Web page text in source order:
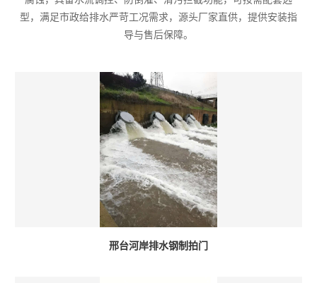
型，满足市政给排水严苛工况需求，源头厂家直供，提供安装指
导与售后保障。
邢台河岸排水钢制拍门